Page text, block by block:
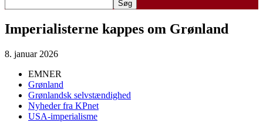
Imperialisterne kappes om Grønland
8. januar 2026
EMNER
Grønland
Grønlandsk selvstændighed
Nyheder fra KPnet
USA-imperialisme